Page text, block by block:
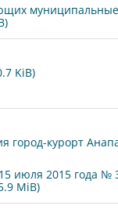
KiB)
город-курорт
июля 2015 года
MiB)